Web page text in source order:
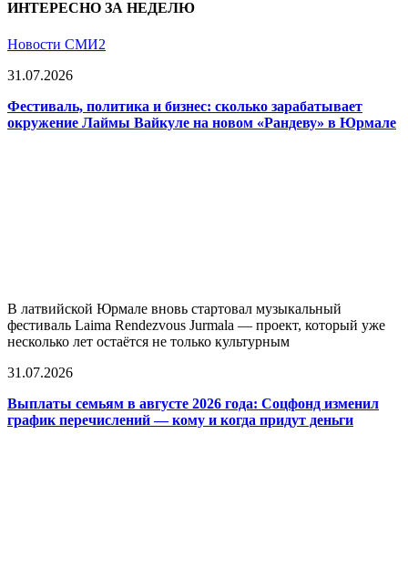
ИНТЕРЕСНО ЗА НЕДЕЛЮ
Новости СМИ2
31.07.2026
Фестиваль, политика и бизнес: сколько зарабатывает
окружение Лаймы Вайкуле на новом «Рандеву» в Юрмале
В латвийской Юрмале вновь стартовал музыкальный
фестиваль Laima Rendezvous Jurmala — проект, который уже
несколько лет остаётся не только культурным
31.07.2026
Выплаты семьям в августе 2026 года: Соцфонд изменил
график перечислений — кому и когда придут деньги